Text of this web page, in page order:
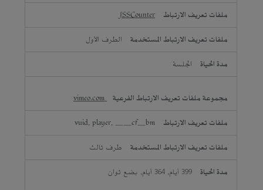
الوظيفية
JSSCounter
الطرف الأول
الجلسة
vuid, player, __cf_bm
طرف ثالث
399 أيام, 364 أيام, بضع ثوان